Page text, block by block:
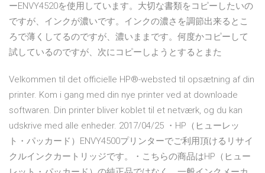
ーENVY4520を使用しています。大切な書類をコピーしたいの
ですが、インクが濃いです。インクの濃さを調節出来るとこ
ろで薄くしてるのですが、濃いままです。何度かコピーして
試しているのですが、次にコピーしようとするとまた
Velkommen til det officielle HP®-websted til opsætning af din
printer. Kom i gang med din nye printer ved at downloade
softwaren. Din printer bliver koblet til et netværk, og du kan
udskrive med alle enheder. 2017/04/25 ・HP（ヒューレッ
ト・パッカード）ENVY4500プリンターでご利用頂けるリサイ
クルインクカートリッジです。・こちらの商品はHP（ヒュー